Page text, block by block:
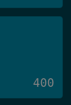
400